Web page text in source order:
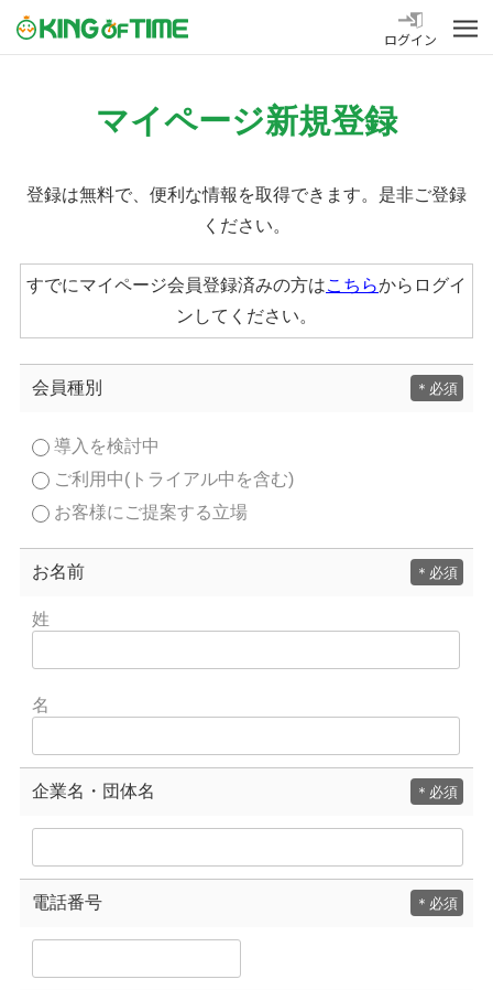
勤怠管理システム KING OF TIME
ログイン
マイページ新規登録
登録は無料で、便利な情報を取得できます。是非ご登録
ください。
すでにマイページ会員登録済みの方はこちらからログイ
ンしてください。
＊
会員種別
導入を検討中
ご利用中(トライアル中を含む)
お客様にご提案する立場
＊
お名前
姓
名
＊
企業名・団体名
＊
電話番号